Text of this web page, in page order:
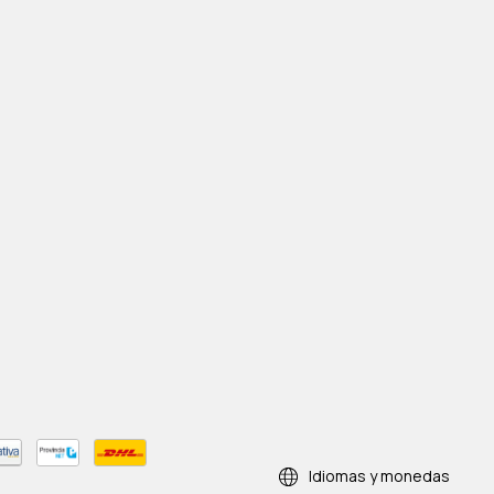
Idiomas y monedas